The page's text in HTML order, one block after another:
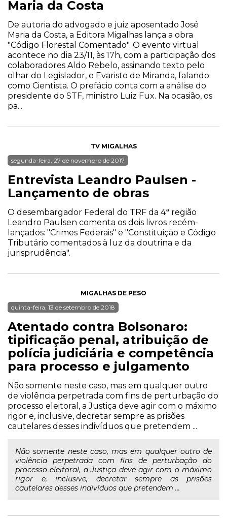
Maria da Costa
De autoria do advogado e juiz aposentado José
Maria da Costa, a Editora Migalhas lança a obra
"Código Florestal Comentado". O evento virtual
acontece no dia 23/11, às 17h, com a participação dos
colaboradores Aldo Rebelo, assinando texto pelo
olhar do Legislador, e Evaristo de Miranda, falando
como Cientista. O prefácio conta com a análise do
presidente do STF, ministro Luiz Fux. Na ocasião, os
pa...
TV MIGALHAS
segunda-feira, 27 de novembro de 2017
Entrevista Leandro Paulsen -
Lançamento de obras
O desembargador Federal do TRF da 4ª região
Leandro Paulsen comenta os dois livros recém-
lançados: "Crimes Federais" e "Constituição e Código
Tributário comentados à luz da doutrina e da
jurisprudência".
MIGALHAS DE PESO
quinta-feira, 13 de setembro de 2018
Atentado contra Bolsonaro:
tipificação penal, atribuição de
polícia judiciária e competência
para processo e julgamento
Não somente neste caso, mas em qualquer outro
de violência perpetrada com fins de perturbação do
processo eleitoral, a Justiça deve agir com o máximo
rigor e, inclusive, decretar sempre as prisões
cautelares desses indivíduos que pretendem ...
Não somente neste caso, mas em qualquer outro de
violência perpetrada com fins de perturbação do
processo eleitoral, a Justiça deve agir com o máximo
rigor e, inclusive, decretar sempre as prisões
cautelares desses indivíduos que pretendem ...